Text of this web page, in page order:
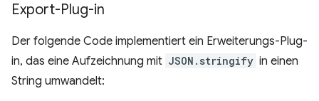
Export-Plug-in
Der folgende Code implementiert ein Erweiterungs-Plug-
in, das eine Aufzeichnung mit JSON.stringify in einen
String umwandelt: